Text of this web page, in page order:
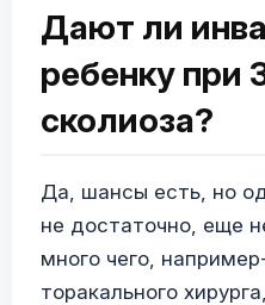
Дают ли
ребенку при
сколиоза?
Да, шансы есть, но
не достаточно, еще
много чего,
торакального